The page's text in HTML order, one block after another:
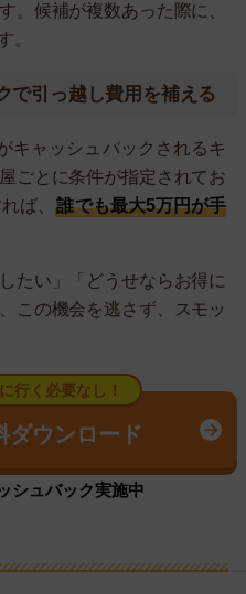
。候補が複数あった際に、
。
で引っ越し費用を補える
キャッシュバックされるキ
ごとに条件が指定されてお
ば、誰でも最大5万円が手
たい」「どうせならお得に
この機会を逃さず、スモッ
行く必要なし！
ダウンロード
シュバック実施中